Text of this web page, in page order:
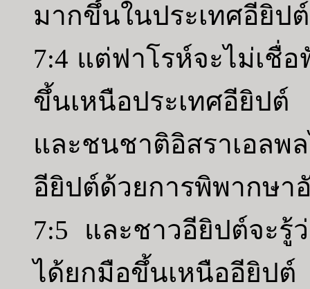
มากขึ้นในประเทศอียิปต์
7:4 แต่ฟาโรห์จะไม่เชื่อ
ขึ้นเหนือประเทศอียิป
และชนชาติอิสราเอลพ
อียิปต์ด้วยการพิพากษา
7:5 และชาวอียิปต์จะรู้ว่
ได้ยกมือขึ้นเหนืออียิป